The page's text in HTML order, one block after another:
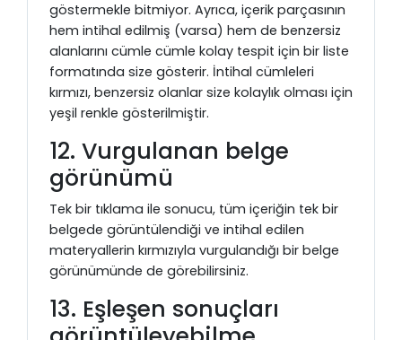
göstermekle bitmiyor. Ayrıca, içerik parçasının
hem intihal edilmiş (varsa) hem de benzersiz
alanlarını cümle cümle kolay tespit için bir liste
formatında size gösterir. İntihal cümleleri
kırmızı, benzersiz olanlar size kolaylık olması için
yeşil renkle gösterilmiştir.
12. Vurgulanan belge
görünümü
Tek bir tıklama ile sonucu, tüm içeriğin tek bir
belgede görüntülendiği ve intihal edilen
materyallerin kırmızıyla vurgulandığı bir belge
görünümünde de görebilirsiniz.
13. Eşleşen sonuçları